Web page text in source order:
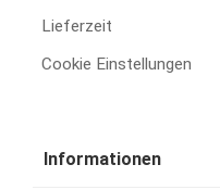
Lieferzeit
Cookie Einstellungen
Informationen